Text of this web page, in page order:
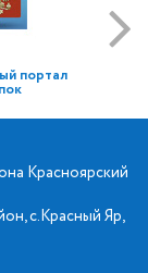
портал
Красноярский
с.Красный Яр,